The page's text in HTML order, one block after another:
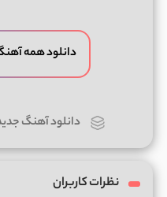
دانلود همه
دانلود آهنگ
نظرات کاربران